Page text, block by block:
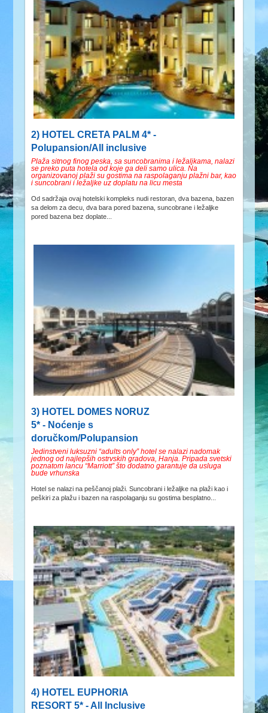
2) HOTEL CRETA PALM 4* -
Polupansion/All inclusive
Plaža sitnog finog peska, sa suncobranima i ležaljkama, nalazi
se preko puta hotela od koje ga deli samo ulica. Na
organizovanoj plaži su gostima na raspolaganju plažni bar, kao
i suncobrani i ležaljke uz doplatu na licu mesta
Od sadržaja ovaj hotelski kompleks nudi restoran, dva bazena, bazen
sa delom za decu, dva bara pored bazena, suncobrane i ležaljke
pored bazena bez doplate...
3) HOTEL DOMES NORUZ
5* - Noćenje s
doručkom/Polupansion
Jedinstveni luksuzni “adults only” hotel se nalazi nadomak
jednog od najlepših ostrvskih gradova, Hanja. Pripada svetski
poznatom lancu “Marriott” što dodatno garantuje da usluga
bude vrhunska
Hotel se nalazi na peščanoj plaži. Suncobrani i ležaljke na plaži kao i
peškiri za plažu i bazen na raspolaganju su gostima besplatno...
4) HOTEL EUPHORIA
RESORT 5* - All Inclusive